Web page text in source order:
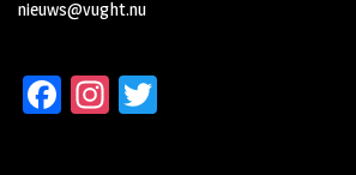
nieuws@vught.nu
Fa In